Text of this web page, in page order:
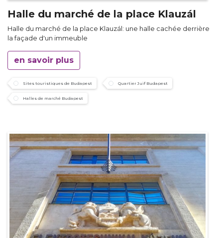
Halle du marché de la place Klauzál
Halle du marché de la place Klauzál: une halle cachée derrière
la façade d'un immeuble
en savoir plus
Sites touristiques de Budapest Quartier Juif Budapest
Halles de marché Budapest